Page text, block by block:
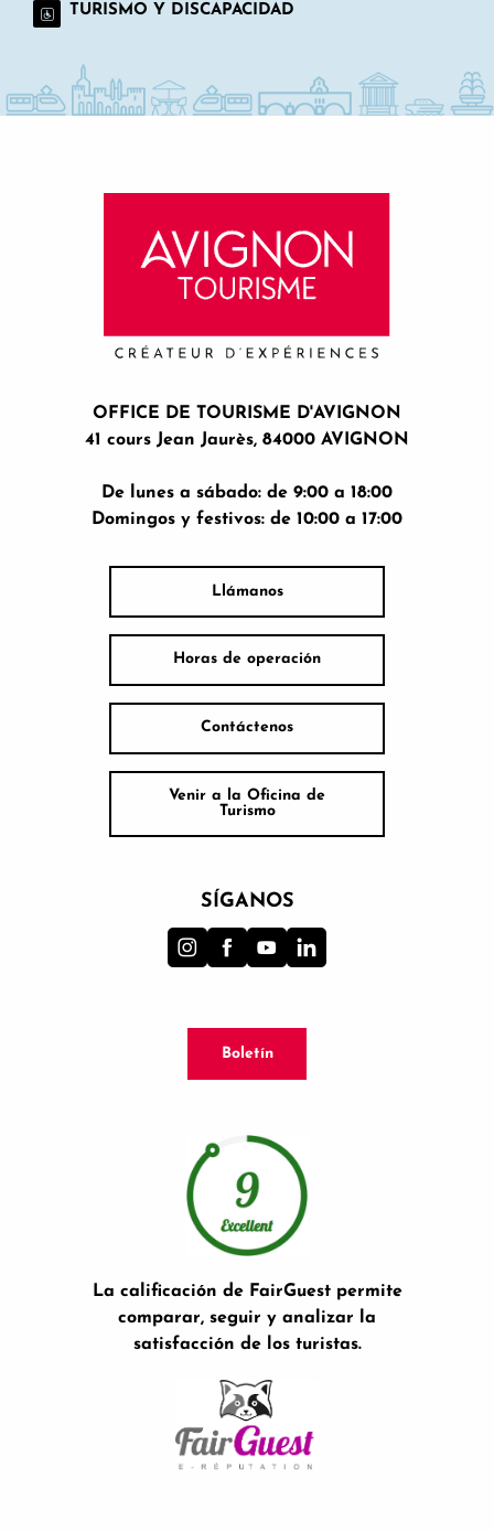
TURISMO Y DISCAPACIDAD
OFFICE DE TOURISME D'AVIGNON
41 cours Jean Jaurès, 84000 AVIGNON
De lunes a sábado: de 9:00 a 18:00
Domingos y festivos: de 10:00 a 17:00
Llámanos
Horas de operación
Contáctenos
Venir a la Oficina de
Turismo
SÍGANOS
Boletín
La calificación de FairGuest permite
comparar, seguir y analizar la
satisfacción de los turistas.